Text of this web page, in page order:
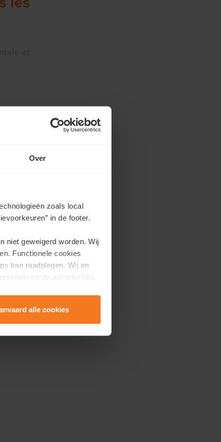
Over
zoals local
in de footer.
niet geweigerd worden. Wij
Functionele cookies
kan raadplegen. Wij en
advertenties
alle cookies